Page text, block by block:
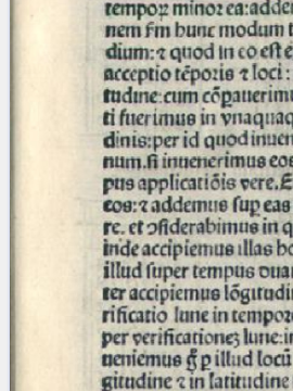
Resources
Licenses·FAQ·Contact·
Impressum·Privacy· 2013
Print 🖨